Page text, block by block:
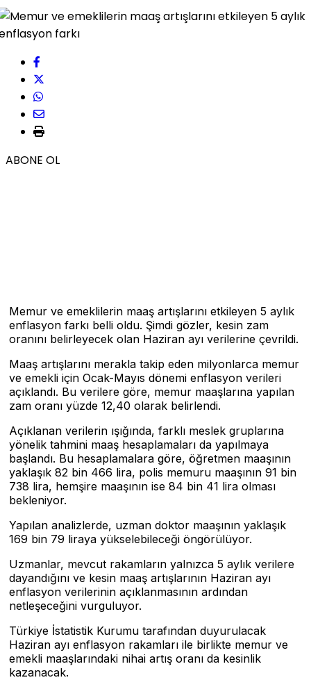
ABONE OL
Memur ve emeklilerin maaş artışlarını etkileyen 5 aylık
enflasyon farkı belli oldu. Şimdi gözler, kesin zam
oranını belirleyecek olan Haziran ayı verilerine çevrildi.
Maaş artışlarını merakla takip eden milyonlarca memur
ve emekli için Ocak-Mayıs dönemi enflasyon verileri
açıklandı. Bu verilere göre, memur maaşlarına yapılan
zam oranı yüzde 12,40 olarak belirlendi.
Açıklanan verilerin ışığında, farklı meslek gruplarına
yönelik tahmini maaş hesaplamaları da yapılmaya
başlandı. Bu hesaplamalara göre, öğretmen maaşının
yaklaşık 82 bin 466 lira, polis memuru maaşının 91 bin
738 lira, hemşire maaşının ise 84 bin 41 lira olması
bekleniyor.
Yapılan analizlerde, uzman doktor maaşının yaklaşık
169 bin 79 liraya yükselebileceği öngörülüyor.
Uzmanlar, mevcut rakamların yalnızca 5 aylık verilere
dayandığını ve kesin maaş artışlarının Haziran ayı
enflasyon verilerinin açıklanmasının ardından
netleşeceğini vurguluyor.
Türkiye İstatistik Kurumu tarafından duyurulacak
Haziran ayı enflasyon rakamları ile birlikte memur ve
emekli maaşlarındaki nihai artış oranı da kesinlik
kazanacak.